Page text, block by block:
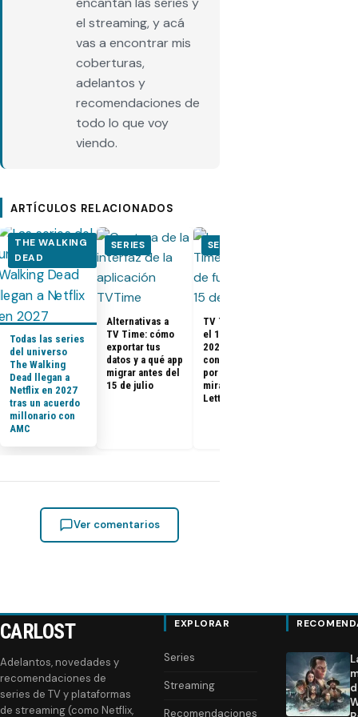
el streaming, y acá
vas a encontrar mis
coberturas,
adelantos y
recomendaciones de
todo lo que voy
viendo.
ARTÍCULOS RELACIONADOS
THE WALKING
DEAD
Todas las series
del universo
The Walking
Dead llegan a
Netflix en 2027
tras un acuerdo
millonario con
AMC
SERIES
Alternativas a
TV Time: cómo
exportar tus
datos y a qué app
migrar antes del
15 de julio
SERIES
TV Time cierra
el 15 de julio de
2026: qué pasa
con tus datos y
por qué todos
miran a
Letterboxd
Ver comentarios
CARLOST
Adelantos, novedades y
recomendaciones de
series de TV y plataformas
de streaming (como Netflix,
EXPLORAR
Series
Streaming
Recomendaciones